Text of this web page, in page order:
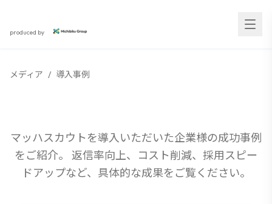
produced by
メディア / 導入事例
マッハスカウトを導入いただいた企業様の成功事例
をご紹介。 返信率向上、コスト削減、採用スピー
ドアップなど、具体的な成果をご覧ください。
ダイレクトリクルーティング